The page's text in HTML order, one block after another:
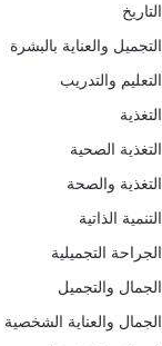
التاريخ
التجميل والعناية بالبشرة
التعليم والتدريب
التغذية
التغذية الصحية
التغذية والصحة
التنمية الذاتية
الجراحة التجميلية
الجمال والتجميل
الجمال والعناية الشخصية